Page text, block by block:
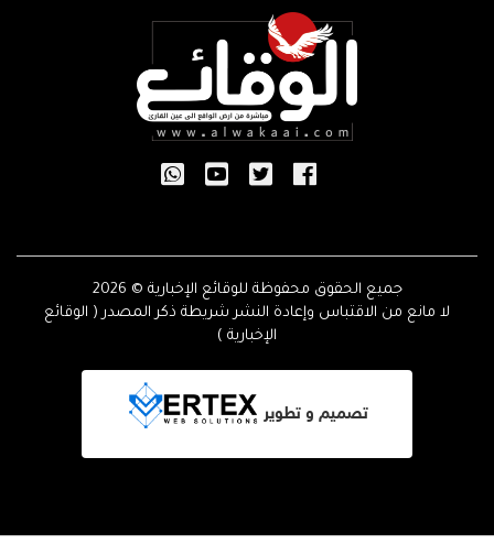
جميع الحقوق محفوظة للوقائع الإخبارية © 2026
لا مانع من الاقتباس وإعادة النشر شريطة ذكر المصدر ( الوقائع
الإخبارية )
تصميم و تطوير